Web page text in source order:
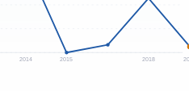
2014 2015 2018